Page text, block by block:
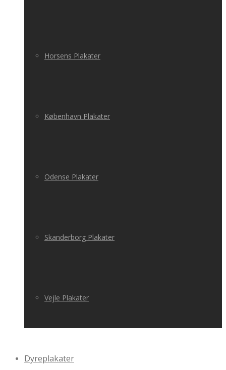
Horsens Plakater
København Plakater
Odense Plakater
Skanderborg Plakater
Vejle Plakater
Dyreplakater